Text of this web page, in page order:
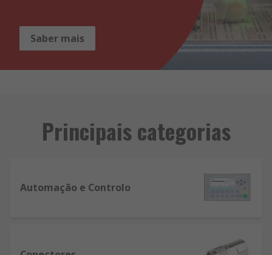
Saber mais
Principais categorias
Automação e Controlo